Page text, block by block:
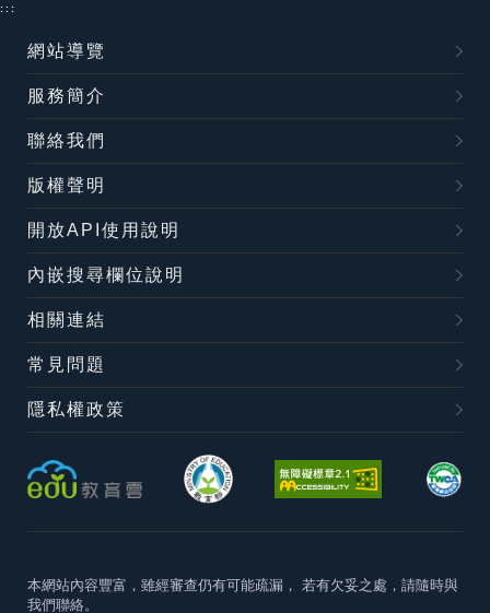
:::
網站導覽
服務簡介
聯絡我們
版權聲明
開放API使用說明
內嵌搜尋欄位說明
相關連結
常見問題
隱私權政策
本網站內容豐富，雖經審查仍有可能疏漏， 若有欠妥之處，請隨時與
我們聯絡。